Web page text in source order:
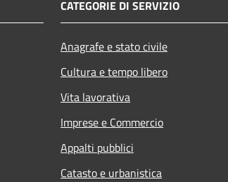
CATEGORIE DI SERVIZIO
Anagrafe e stato civile
Cultura e tempo libero
Vita lavorativa
Imprese e Commercio
Appalti pubblici
Catasto e urbanistica